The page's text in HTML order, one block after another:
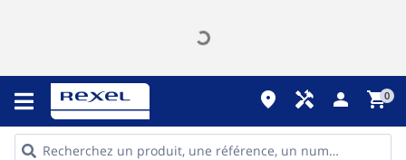
place handyman person shopping_cart0